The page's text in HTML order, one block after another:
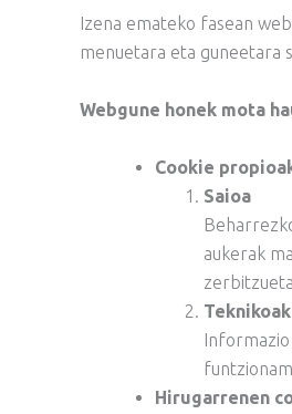
Izena emateko fasean
menuetara eta guneetara
Webgune honek mota
Cookie
Saioa
aukerak
Teknikoak
Hirugarrenen